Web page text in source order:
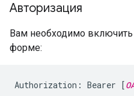
Авторизация
Вам необходимо включить
форме:
Authorization: Bearer [